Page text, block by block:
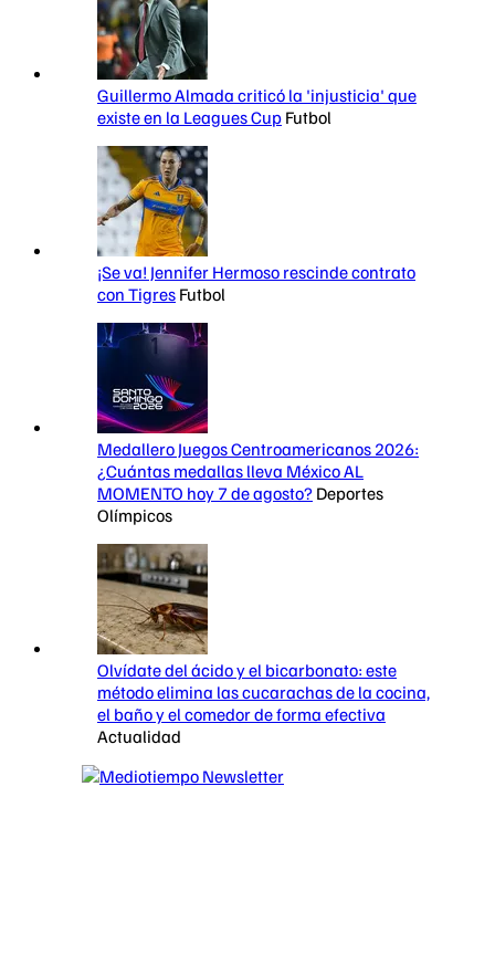
Guillermo Almada criticó la 'injusticia' que
existe en la Leagues Cup Futbol
¡Se va! Jennifer Hermoso rescinde contrato
con Tigres Futbol
Medallero Juegos Centroamericanos 2026:
¿Cuántas medallas lleva México AL
MOMENTO hoy 7 de agosto? Deportes
Olímpicos
Olvídate del ácido y el bicarbonato: este
método elimina las cucarachas de la cocina,
el baño y el comedor de forma efectiva
Actualidad